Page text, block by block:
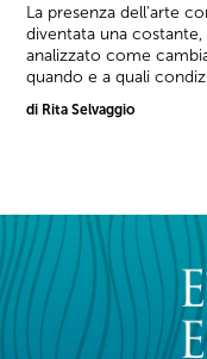
La presenza dell'arte
diventata una
analizzato come
quando e a quali
di Rita Selvaggio